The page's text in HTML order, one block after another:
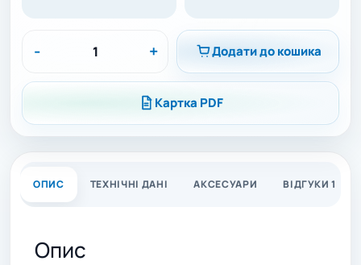
- + Додати до кошика
Картка PDF
ОПИС ТЕХНІЧНІ ДАНІ АКСЕСУАРИ ВІДГУКИ 1
Опис